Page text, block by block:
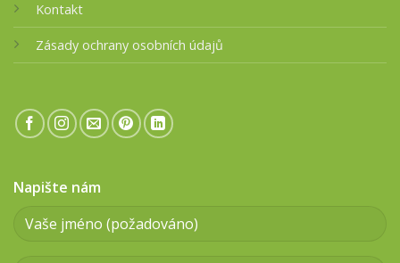
Kontakt
Zásady ochrany osobních údajů
Napište nám